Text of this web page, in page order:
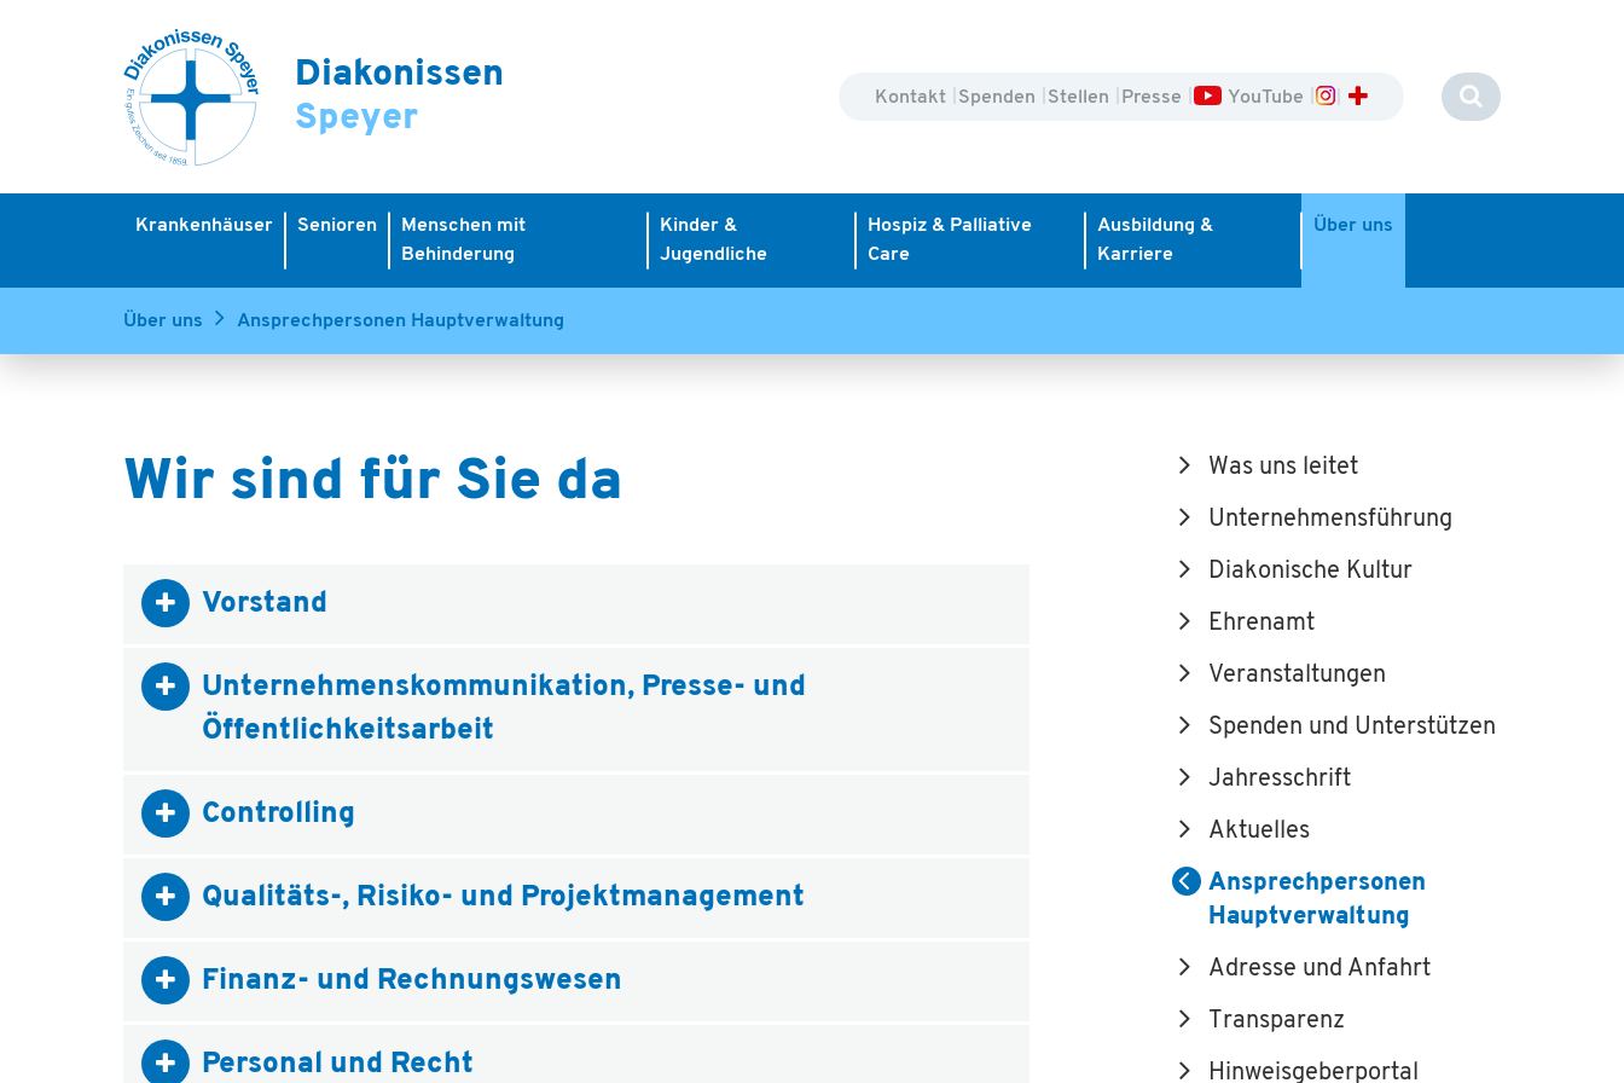
Diakonissen
Speyer
Kontakt Spenden Stellen Presse YouTube
Krankenhäuser Senioren
Menschen mit
Behinderung
Kinder &
Jugendliche
Hospiz & Palliative
Care
Ausbildung &
Karriere
Über uns
Über uns Ansprechpersonen Hauptverwaltung
Wir sind für Sie da
Vorstand
Unternehmenskommunikation, Presse- und
Öffentlichkeitsarbeit
Controlling
Qualitäts-, Risiko- und Projektmanagement
Finanz- und Rechnungswesen
Personal und Recht
Was uns leitet
Unternehmensführung
Diakonische Kultur
Ehrenamt
Veranstaltungen
Spenden und Unterstützen
Jahresschrift
Aktuelles
Ansprechpersonen
Hauptverwaltung
Adresse und Anfahrt
Transparenz
Hinweisgeberportal